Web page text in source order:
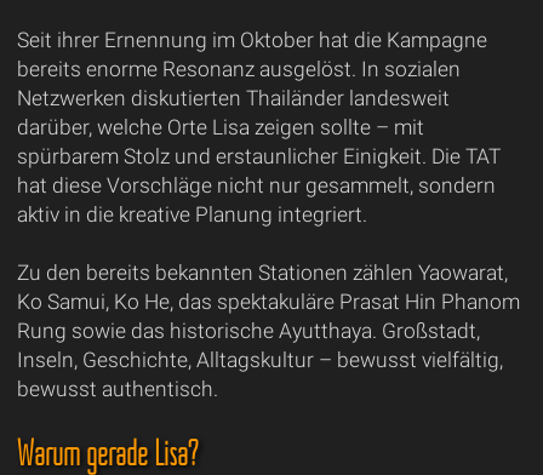
Seit ihrer Ernennung im Oktober hat die Kampagne
bereits enorme Resonanz ausgelöst. In sozialen
Netzwerken diskutierten Thailänder landesweit
darüber, welche Orte Lisa zeigen sollte – mit
spürbarem Stolz und erstaunlicher Einigkeit. Die TAT
hat diese Vorschläge nicht nur gesammelt, sondern
aktiv in die kreative Planung integriert.
Zu den bereits bekannten Stationen zählen Yaowarat,
Ko Samui, Ko He, das spektakuläre Prasat Hin Phanom
Rung sowie das historische Ayutthaya. Großstadt,
Inseln, Geschichte, Alltagskultur – bewusst vielfältig,
bewusst authentisch.
Warum gerade Lisa?